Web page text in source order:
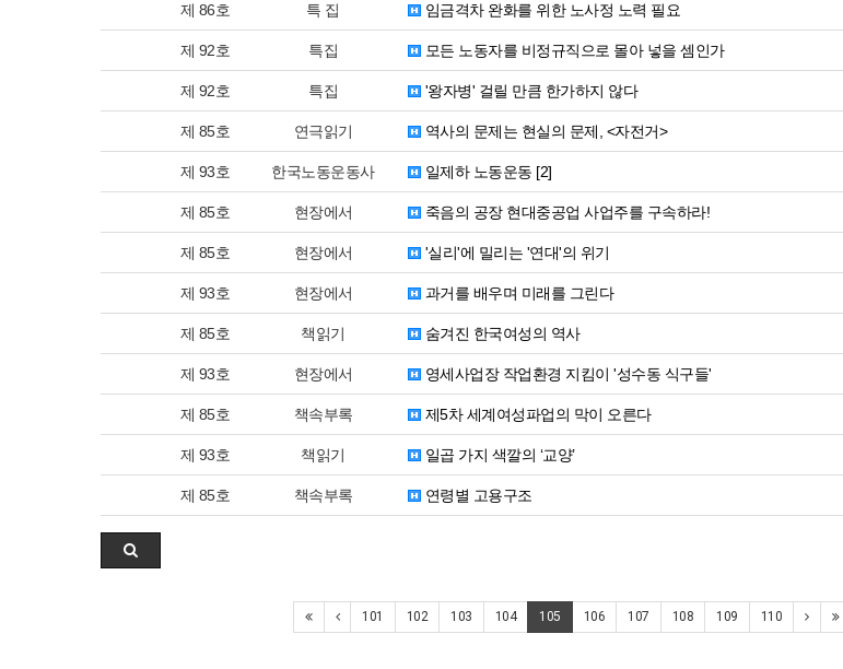
제 86호 특 집 임금격차 완화를 위한 노사정 노력 필요
제 92호 특집 모든 노동자를 비정규직으로 몰아 넣을 셈인가
제 92호 특집 '왕자병' 걸릴 만큼 한가하지 않다
제 85호 연극읽기 역사의 문제는 현실의 문제, <자전거>
제 93호 한국노동운동사 일제하 노동운동 [2]
제 85호 현장에서 죽음의 공장 현대중공업 사업주를 구속하라!
제 85호 현장에서 '실리'에 밀리는 '연대'의 위기
제 93호 현장에서 과거를 배우며 미래를 그린다
제 85호 책읽기 숨겨진 한국여성의 역사
제 93호 현장에서 영세사업장 작업환경 지킴이 '성수동 식구들'
제 85호 책속부록 제5차 세계여성파업의 막이 오른다
제 93호 책읽기 일곱 가지 색깔의 ‘교양’
제 85호 책속부록 연령별 고용구조
101 102 103 104 105 106 107 108 109 110